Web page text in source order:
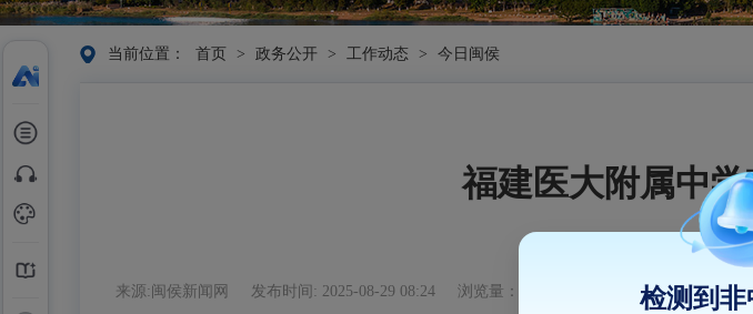
当前位置： 首页 > 政务公开 > 工作动态 > 今日闽侯
福建医大附属中
来源:闽侯新闻网 发布时间: 2025-08-29 08:24 浏览量：320 检测到